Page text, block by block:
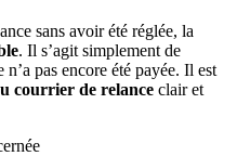
sans avoir été réglée, la
. Il s’agit simplement de
pas encore été payée. Il est
courrier de relance clair et